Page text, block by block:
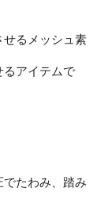
せるメッシュ素
るアイテムで
たわみ、踏み